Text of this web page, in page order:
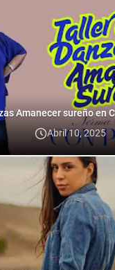
Amanecer sureño en
Abril 10, 2025